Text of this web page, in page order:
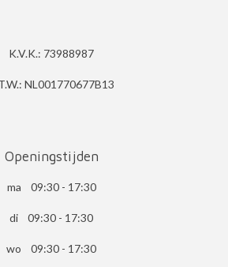
K.V.K.: 73988987
NL001770677B13
Openingstijden
ma 09:30 - 17:30
di 09:30 - 17:30
wo 09:30 - 17:30